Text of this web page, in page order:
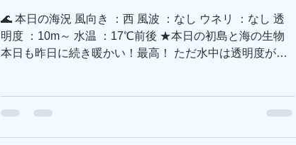
ドも良好でした～🤗...
🌊 本日の海況 風向き ：西 風波 ：なし ウネリ ：なし 透
明度 ：10m～ 水温 ：17℃前後 ★本日の初島と海の生物
本日も昨日に続き暖かい！最高！ ただ水中は透明度がダ
ウシが各所で目撃されておりますね👀 今日は沖側のテト